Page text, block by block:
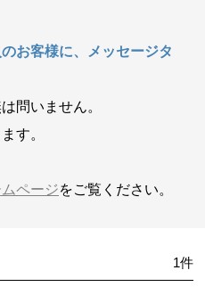
お客様に、メッセージタ
問いません。
す。
ページをご覧ください。
1件